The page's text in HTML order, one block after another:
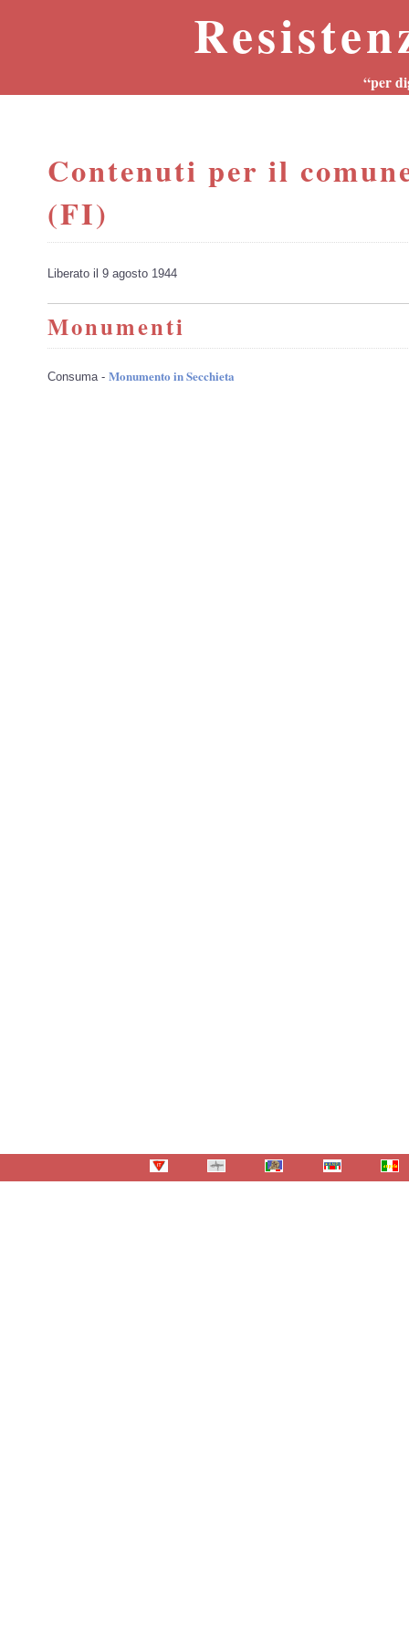
“per
Contenuti per il
(FI)
Liberato il 9 agosto 1944
Monumenti
Consuma - Monumento in Secchieta